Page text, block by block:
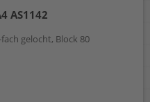
AS1142
gelocht, Block 80